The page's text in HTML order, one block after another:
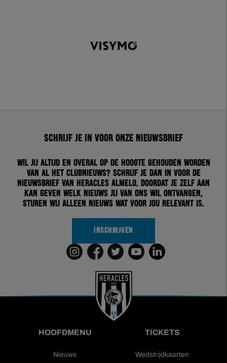
Schrijf je in voor onze nieuwsbrief
Wil jij altijd en overal op de hoogte gehouden worden
van al het clubnieuws? Schrijf je dan in voor de
nieuwsbrief van Heracles Almelo. Doordat je zelf aan
kan geven welk nieuws jij van ons wil ontvangen,
sturen wij alleen nieuws wat voor jou relevant is.
INSCHRIJVEN
HOOFDMENU
Nieuws
TICKETS
Wedstrijdkaarten